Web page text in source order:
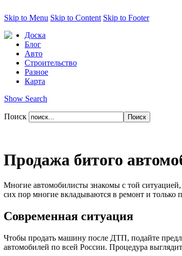
Skip to Menu Skip to Content Skip to Footer
Доска
Блог
Авто
Строительство
Разное
Карта
Show Search
Поиск
Продажа битого
Многие автомобилисты знакомы с той
сих пор многие вкладываются в ремонт и только
Современная ситуация
Чтобы продать машину после ДТП, подайте
автомобилей по всей России. Процедура